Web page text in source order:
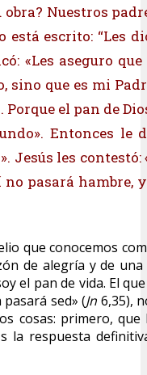
obra? Nuestros
está escrito: “Les
«Les aseguro
sino que es mi
el pan de
Entonces le
Jesús les
pasará hambre,
que conocemos
de alegría y de
el pan de vida. El
sed» (Jn 6,35),
cosas: primero, que
la respuesta